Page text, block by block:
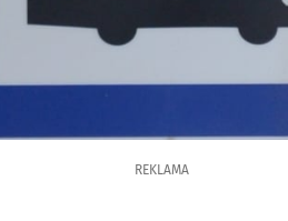
REKLAMA